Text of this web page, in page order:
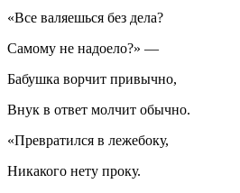
«Все валяешься без дела?
Самому не надоело?» —
Бабушка ворчит привычно,
Внук в ответ молчит обычно.
«Превратился в лежебоку,
Никакого нету проку.